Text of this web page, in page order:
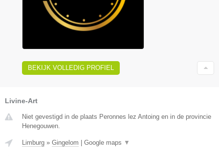
BEKIJK VOLLEDIG PROFIEL
Livine-Art
Niet gevestigd in de plaats Peronnes lez Antoing en in de provincie
Henegouwen.
Limburg » Gingelom | Google maps ▼